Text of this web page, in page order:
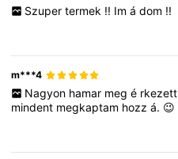
Szuper termek !! Im á dom !!
m***4
Nagyon hamar meg é rkezett
mindent megkaptam hozzá. 😉